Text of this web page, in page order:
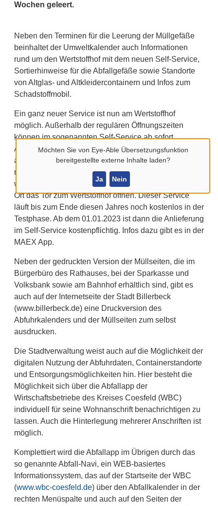
Möchten Sie von Eye-Able Übersetzungsfunktion
bereitgestellte externe Inhalte laden?
Ja Nein
Wochen geleert.
Neben den Terminen für die Leerung der Müllgefäße
beinhaltet der Umweltkalender auch Informationen
rund um den Wertstoffhof mit dem neuen Self-Service,
Sortierhinweise für die Abfallgefäße sowie Standorte
von Altglas- und Altkleidercontainern und Infos zum
Schadstoffmobil.
Ein ganz neuer Service ist nun am Wertstoffhof
möglich. Außerhalb der regulären Öffnungszeiten
können im sogenannten Self-Service ab sofort
Altpapier, Grünschnitt, Möbelholz und Sperrmüll
abgegeben werden. Hierzu können individuelle Zeiten
mittels der App „MAEX“ per Smartphone gebucht
werden. Mit der App lässt sich dann anschließend vor
Ort das Tor zum Wertstoffhof öffnen. Dieser Service
läuft bis zum Ende diesen Jahres noch kostenlos in der
Testphase. Ab dem 01.01.2023 ist dann die Anlieferung
im Self-Service kostenpflichtig. Infos dazu gibt es in der
MAEX App.
Neben der gedruckten Version der Müllseiten, die im
Bürgerbüro des Rathauses, bei der Sparkasse und
Volksbank sowie am Bahnhof erhältlich sind, gibt es
auch auf der Internetseite der Stadt Billerbeck
(www.billerbeck.de) eine Druckversion des
Abfuhrkalenders und der Müllseiten zum selbst
ausdrucken.
Die Stadtverwaltung weist auch auf die Möglichkeit der
digitalen Nutzung der Abfuhrdaten, Containerstandorte
und Entsorgungsmöglichkeiten hin. Hier besteht die
Möglichkeit sich über die Abfallapp der
Wirtschaftsbetriebe des Kreises Coesfeld (WBC)
individuell für seine Wohnanschrift benachrichtigen zu
lassen. Auch die Hinterlegung mehrerer Anschriften ist
möglich.
Komplettiert wird die Abfallapp im Übrigen durch das
so genannte Abfall-Navi, ein WEB-basiertes
Informationssystem, das auf der Startseite der WBC
(www.wbc-coesfeld.de) über den Abfallkalender in der
rechten Menüspalte und auch auf den Seiten der